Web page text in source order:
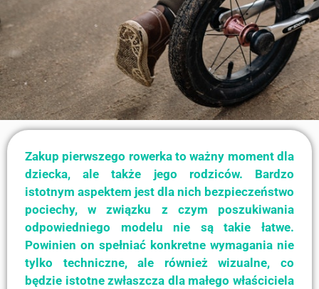
Zakup pierwszego rowerka to ważny moment dla
dziecka, ale także jego rodziców. Bardzo
istotnym aspektem jest dla nich bezpieczeństwo
pociechy, w związku z czym poszukiwania
odpowiedniego modelu nie są takie łatwe.
Powinien on spełniać konkretne wymagania nie
tylko techniczne, ale również wizualne, co
będzie istotne zwłaszcza dla małego właściciela